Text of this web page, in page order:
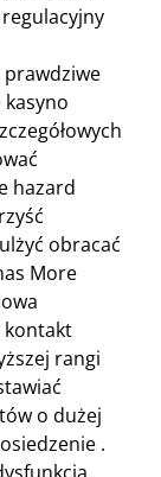
kasyno
hazard
obracać
More
kontakt
rangi
o dużej
.